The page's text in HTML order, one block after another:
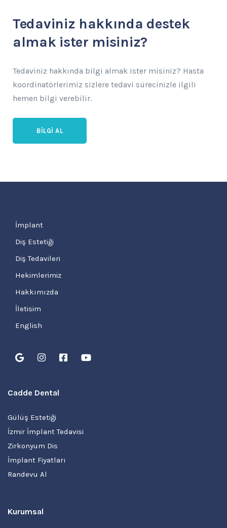
Tedaviniz hakkında destek
almak ister misiniz?
Tedaviniz hakkında bilgi almak ister misiniz? Hasta
koordinatörlerimiz sizlere tedavi sürecinizle ilgili
hemen bilgi verebilir.
BILGI AL
İmplant
Diş Estetiği
Diş Tedavileri
Hekimlerimiz
Hakkımızda
İletisim
English
Cadde Dental
Gülüş Estetiği
İzmir İmplant Tedavisi
Zirkonyum Dis
İmplant Fiyatları
Randevu Al
Kurumsal